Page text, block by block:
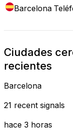
Barcelona
Ciudades
recientes
Barcelona
21 recent signals
hace 3 horas